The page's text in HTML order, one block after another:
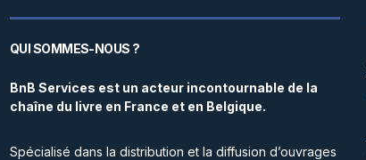
QUI SOMMES-NOUS ?
BnB Services est un acteur incontournable de la
chaîne du livre en France et en Belgique.
Spécialisé dans la distribution et la diffusion d’ouvrages